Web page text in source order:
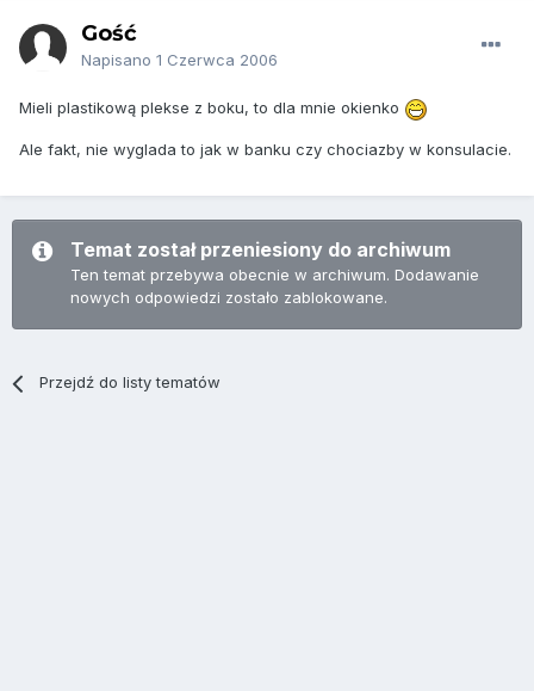
Gość
Napisano 1 Czerwca 2006
Mieli plastikową plekse z boku, to dla mnie okienko
Ale fakt, nie wyglada to jak w banku czy chociazby w konsulacie.
Temat został przeniesiony do archiwum
Ten temat przebywa obecnie w archiwum. Dodawanie
nowych odpowiedzi zostało zablokowane.
Przejdź do listy tematów